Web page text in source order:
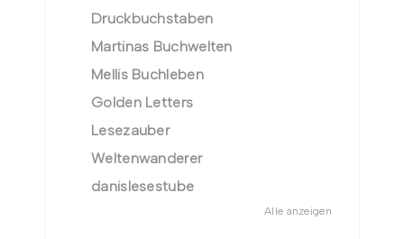
Druckbuchstaben
Martinas Buchwelten
Mellis Buchleben
Golden Letters
Lesezauber
Weltenwanderer
danislesestube
Alle anzeigen